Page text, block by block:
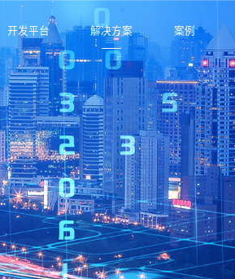
开发平台 解决方案 案例